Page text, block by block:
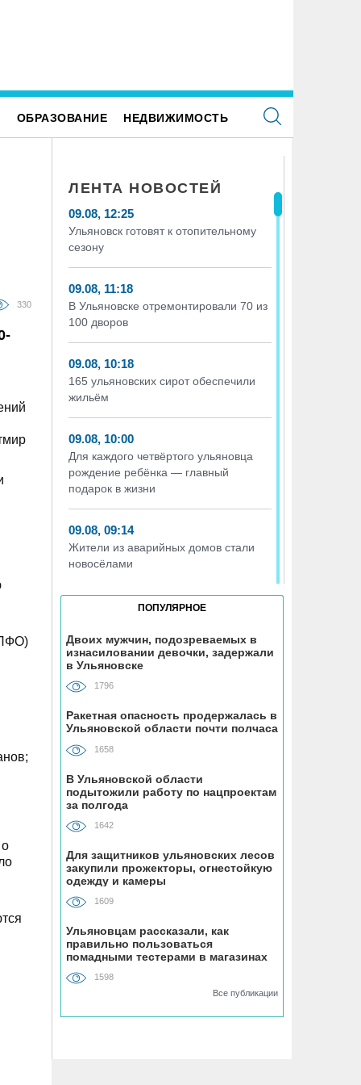
ОБРАЗОВАНИЕ НЕДВИЖИМОСТЬ
330
ЛЕНТА НОВОСТЕЙ
09.08, 12:25
Ульяновск готовят к отопительному
сезону
09.08, 11:18
В Ульяновске отремонтировали 70 из
100 дворов
09.08, 10:18
165 ульяновских сирот обеспечили
жильём
09.08, 10:00
Для каждого четвёртого ульяновца
рождение ребёнка — главный
подарок в жизни
09.08, 09:14
Жители из аварийных домов стали
новосёлами
08.08, 15:07
В Госдуме предложили выдавать
животных из приюта
08.08, 12:00
Каждый третий ульяновец
положительно относится к идее
самозанятости
Наше наследие: история первых
«небоскрёбов» Ульяновска
РТРС отмечает своё 25-летие
08.08, 08:00
На ульяновском фестивале «Наше
время» силачи поднимут более 300
ПОПУЛЯРНОЕ
Двоих мужчин, подозреваемых в
изнасиловании девочки, задержали
в Ульяновске
1796
Ракетная опасность продержалась в
Ульяновской области почти полчаса
1658
В Ульяновской области
подытожили работу по нацпроектам
за полгода
1642
Для защитников ульяновских лесов
закупили прожекторы, огнестойкую
одежду и камеры
1609
Ульяновцам рассказали, как
правильно пользоваться
помадными тестерами в магазинах
косметики
1598
Все публикации